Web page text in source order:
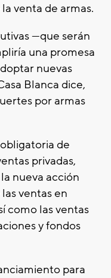
venta de armas.
—que serán
una promesa
nuevas
Blanca dice,
por armas
de
privadas,
nueva acción
ventas en
como las ventas
y fondos
para